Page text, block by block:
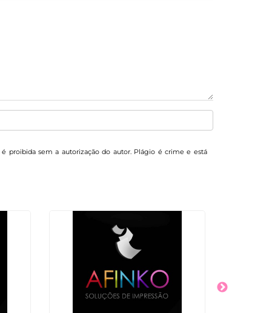
proibida sem a autorização do autor. Plágio é crime e está